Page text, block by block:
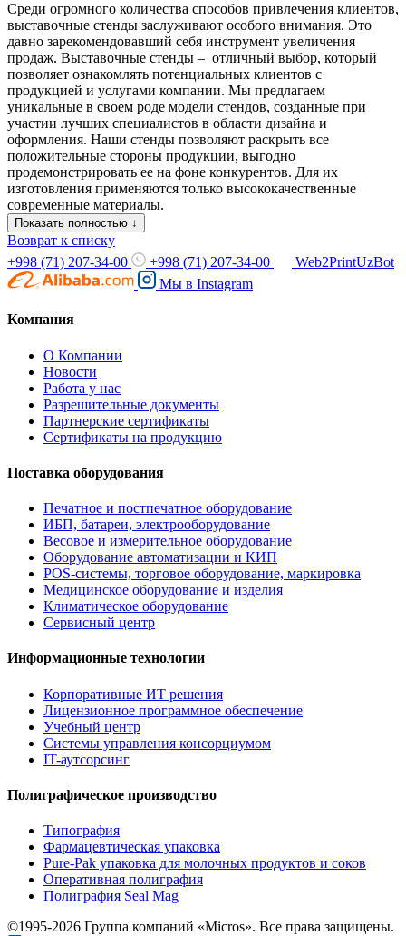
Среди огромного количества способов привлечения клиентов,
выставочные стенды заслуживают особого внимания. Это
давно зарекомендовавший себя инструмент увеличения
продаж. Выставочные стенды – отличный выбор, который
позволяет ознакомлять потенциальных клиентов с
продукцией и услугами компании. Мы предлагаем
уникальные в своем роде модели стендов, созданные при
участии лучших специалистов в области дизайна и
оформления. Наши стенды позволяют раскрыть все
положительные стороны продукции, выгодно
продемонстрировать ее на фоне конкурентов. Для их
изготовления применяются только высококачественные
современные материалы.
Показать полностью ↓
Возврат к списку
+998 (71) 207-34-00
+998 (71) 207-34-00
Web2PrintUzBot
Мы в Instagram
Компания
О Компании
Новости
Работа у нас
Разрешительные документы
Партнерские сертификаты
Сертификаты на продукцию
Поставка оборудования
Печатное и постпечатное оборудование
ИБП, батареи, электрооборудование
Весовое и измерительное оборудование
Оборудование автоматизации и КИП
POS-системы, торговое оборудование, маркировка
Медицинское оборудование и изделия
Климатическое оборудование
Сервисный центр
Информационные технологии
Корпоративные ИТ решения
Лицензионное программное обеспечение
Учебный центр
Системы управления консорциумом
IT-аутсорсинг
Полиграфическое производство
Типография
Фармацевтическая упаковка
Pure-Pak упаковка для молочных продуктов и соков
Оперативная полиграфия
Полиграфия Seal Mag
©1995-2026 Группа компаний «Micros». Все права защищены.